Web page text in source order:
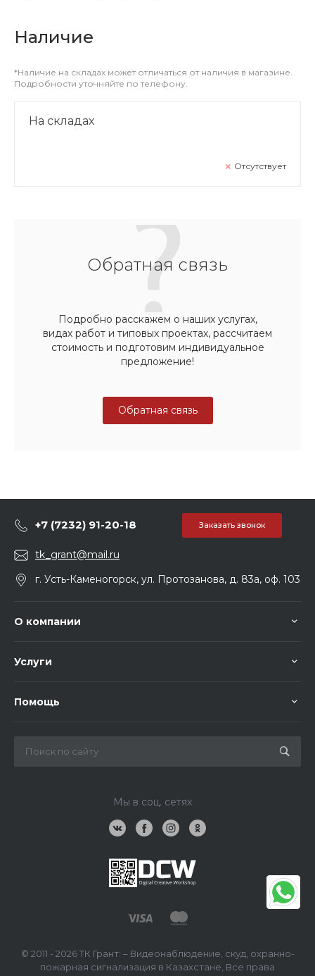
Наличие
*Наличие на складах может отличаться от наличия в магазине.
Подробности уточняйте по телефону.
На складах
Отсутствует
Обратная связь
Подробно расскажем о наших услугах,
видах работ и типовых проектах, рассчитаем
стоимость и подготовим индивидуальное
предложение!
Обратная связь
+7 (7232) 91-20-18 Заказать звонок
tk_grant@mail.ru
г. Усть-Каменогорск, ул. Протозанова, д. 83а, оф. 103
О компании
Услуги
Помощь
Мы в соц. сетях
© 2011 - 2026 ТК Грант: – Видеонаблюдение, скуд, охранно-
пожарная сигнализация в Казахстане, Все права